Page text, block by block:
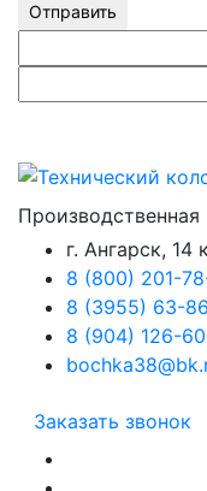
Отправить
г. Ангарск, 14
8 (800) 201-
8 (3955) 63-
8 (904) 126-
Заказать звонок